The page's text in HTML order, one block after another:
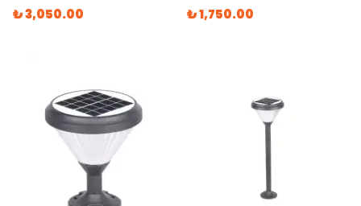
₺ 3,050.00 ₺ 1,750.00